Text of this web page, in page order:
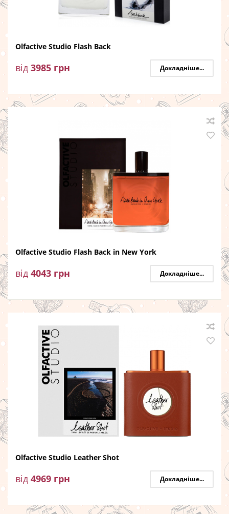
Olfactive Studio Flash Back
від 3985 грн Докладніше...
Olfactive Studio Flash Back in New York
від 4043 грн Докладніше...
Olfactive Studio Leather Shot
від 4969 грн Докладніше...